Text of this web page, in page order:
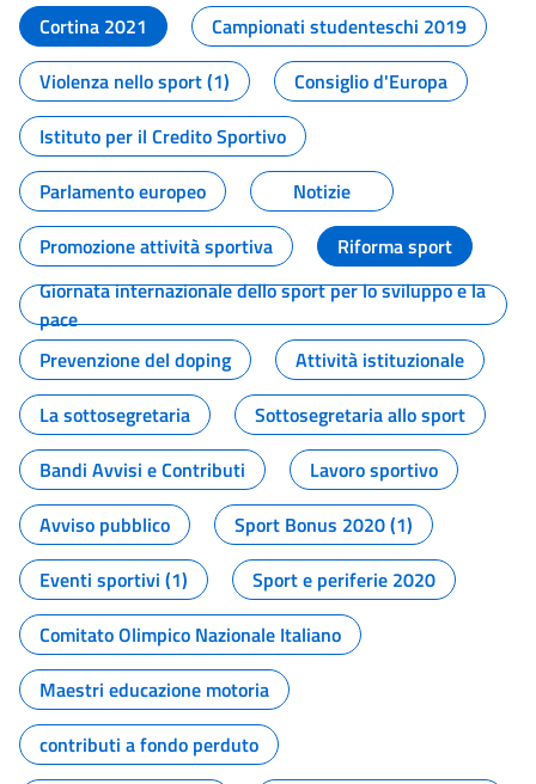
Cortina 2021
Campionati studenteschi 2019
Violenza nello sport (1)
Consiglio d'Europa
Istituto per il Credito Sportivo
Parlamento europeo
Notizie
Promozione attività sportiva
Riforma sport
Giornata internazionale dello sport per lo sviluppo e la
pace
Prevenzione del doping
Attività istituzionale
La sottosegretaria
Sottosegretaria allo sport
Bandi Avvisi e Contributi
Lavoro sportivo
Avviso pubblico
Sport Bonus 2020 (1)
Eventi sportivi (1)
Sport e periferie 2020
Comitato Olimpico Nazionale Italiano
Maestri educazione motoria
contributi a fondo perduto